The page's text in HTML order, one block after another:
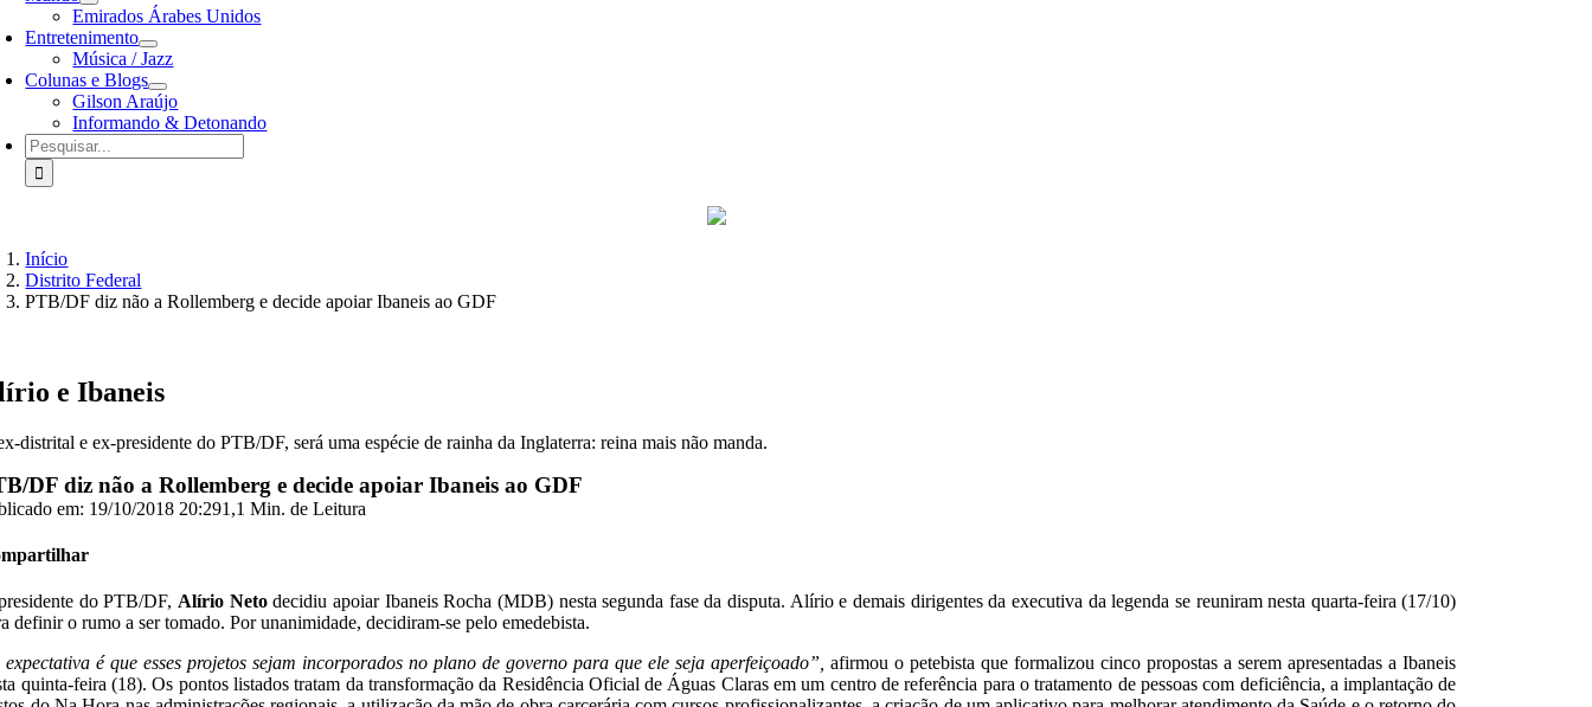
Emirados Árabes Unidos
Entretenimento
Música / Jazz
Colunas e Blogs
Gilson Araújo
Informando & Detonando
Buscar
resultados
para:
Início
Distrito Federal
PTB/DF diz não a Rollemberg e decide apoiar Ibaneis ao GDF
e Ibaneis
distrital e ex-presidente do PTB/DF, será uma espécie de rainha da Inglaterra: reina mais não manda.
DF diz não a Rollemberg e decide apoiar Ibaneis ao GDF
em: 19/10/2018 20:291,1 Min. de Leitura
do PTB/DF, Alírio Netodecidiu apoiar Ibaneis Rocha (MDB) nesta segunda fase da disputa. Alírio e demais dirigentes da executiva da legenda se reuniram nesta quarta-feira (17/10)
definir o rumo a ser tomado. Por unanimidade, decidiram-se pelo emedebista.
expectativa é que esses projetos sejam incorporados no plano de governo para que ele seja aperfeiçoado”, afirmou o petebista que formalizou cinco propostas a serem apresentadas a Ibaneis
quinta-feira (18). Os pontos listados tratam da transformação da Residência Oficial de Águas Claras em um centro de referência para o tratamento de pessoas com deficiência, a implantação de